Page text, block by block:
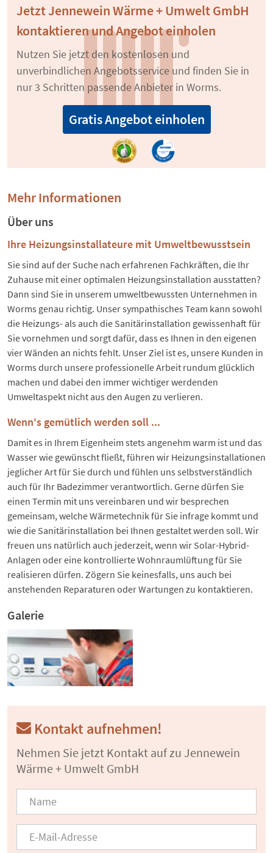
Jetzt Jennewein Wärme + Umwelt GmbH
kontaktieren und Angebot einholen
Nutzen Sie jetzt den kostenlosen und
unverbindlichen Angebotsservice und finden Sie in
nur 3 Schritten passende Anbieter in Worms.
Gratis Angebot einholen
Mehr Informationen
Über uns
Ihre Heizungsinstallateure mit Umweltbewusstsein
Sie sind auf der Suche nach erfahrenen Fachkräften, die Ihr
Zuhause mit einer optimalen Heizungsinstallation ausstatten?
Dann sind Sie in unserem umweltbewussten Unternehmen in
Worms genau richtig. Unser sympathisches Team kann sowohl
die Heizungs- als auch die Sanitärinstallation gewissenhaft für
Sie vornehmen und sorgt dafür, dass es Ihnen in den eigenen
vier Wänden an nichts fehlt. Unser Ziel ist es, unsere Kunden in
Worms durch unsere professionelle Arbeit rundum glücklich
machen und dabei den immer wichtiger werdenden
Umweltaspekt nicht aus den Augen zu verlieren.
Wenn's gemütlich werden soll ...
Damit es in Ihrem Eigenheim stets angenehm warm ist und das
Wasser wie gewünscht fließt, führen wir Heizungsinstallationen
jeglicher Art für Sie durch und fühlen uns selbstverständlich
auch für Ihr Badezimmer verantwortlich. Gerne dürfen Sie
einen Termin mit uns vereinbaren und wir besprechen
gemeinsam, welche Wärmetechnik für Sie infrage kommt und
wie die Sanitärinstallation bei Ihnen gestaltet werden soll. Wir
freuen uns natürlich auch jederzeit, wenn wir Solar-Hybrid-
Anlagen oder eine kontrollierte Wohnraumlüftung für Sie
realisieren dürfen. Zögern Sie keinesfalls, uns auch bei
anstehenden Reparaturen oder Wartungen zu kontaktieren.
Galerie
Kontakt aufnehmen!
Nehmen Sie jetzt Kontakt auf zu Jennewein
Wärme + Umwelt GmbH